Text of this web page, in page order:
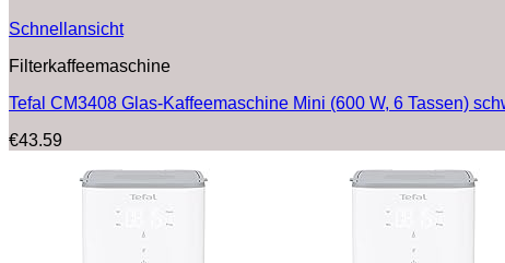
Schnellansicht
Filterkaffeemaschine
Tefal CM3408 Glas-Kaffeemaschine Mini (600 W, 6 Tassen)
€43.59